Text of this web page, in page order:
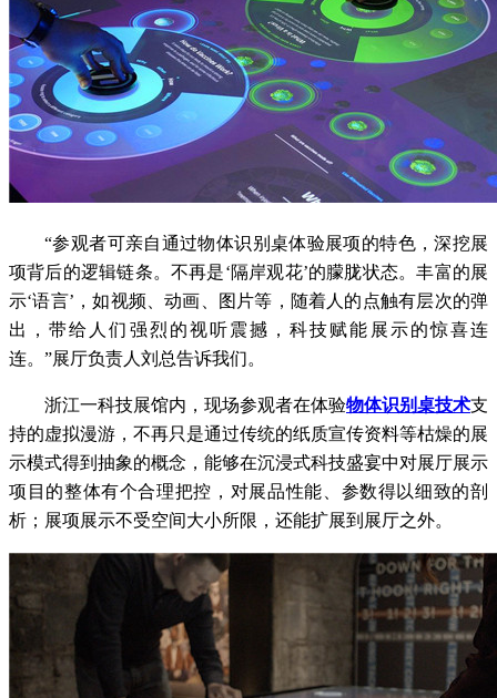
“参观者可亲自通过物体识别桌体验展项的特色，深挖展
项背后的逻辑链条。不再是‘隔岸观花’的朦胧状态。丰富的展
示‘语言’，如视频、动画、图片等，随着人的点触有层次的弹
出，带给人们强烈的视听震撼，科技赋能展示的惊喜连
连。”展厅负责人刘总告诉我们。
浙江一科技展馆内，现场参观者在体验物体识别桌技术支
持的虚拟漫游，不再只是通过传统的纸质宣传资料等枯燥的展
示模式得到抽象的概念，能够在沉浸式科技盛宴中对展厅展示
项目的整体有个合理把控，对展品性能、参数得以细致的剖
析；展项展示不受空间大小所限，还能扩展到展厅之外。